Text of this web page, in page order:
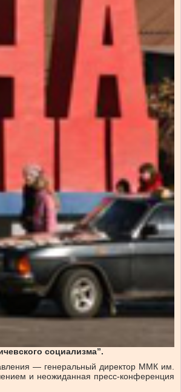
социализма”.
— генеральный директор ММК им.
и неожиданная пресс-конференция